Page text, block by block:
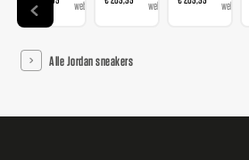
webshops
webshop
webshop
Alle Jordan sneakers